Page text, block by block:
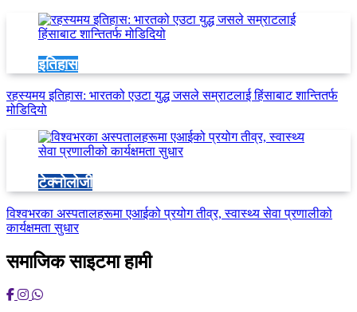
इतिहास
रहस्यमय इतिहास: भारतको एउटा युद्ध जसले सम्राटलाई हिंसाबाट शान्तितर्फ
मोडिदियो
टेक्नोलोजी
विश्वभरका अस्पतालहरूमा एआईको प्रयोग तीव्र, स्वास्थ्य सेवा प्रणालीको
कार्यक्षमता सुधार
समाजिक साइटमा हामी